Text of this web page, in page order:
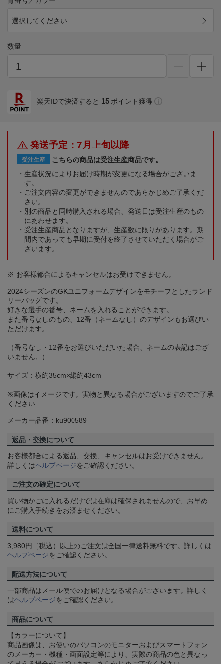
選択してください
数量
楽天IDで決済すると 15 ポイント獲得
発送予定：7月上旬以降
受注生産
こちらの商品は受注生産商品です。
生産状況によりお届け時期が変更になる場合がございま
す。
ご注文内容の変更ができませんのであらかじめご了承くだ
さい。
別の商品と同時購入される場合、発送日は受注生産のもの
にあわせます。
受注生産商品となりますが、生産数に限りがあります。期
間内であっても早期に受付を終了させていただく場合がご
ざいます。
※ お客様都合によるキャンセルはお受けできません。
2024シーズンのGKユニフォームデザインをモチーフとしたランド
リーバッグです。
好きな選手の番号、ネームを入れることができます。
また番号なしのもの、12番（ネームなし）のデザインもお選びい
ただけます。
（番号なし・12番をお選びいただいた場合、ネームの表記はござ
いません。）
サイズ：横約35cm×縦約43cm
※画像はイメージです。実物と異なる場合がございますのでご了承
ください
メーカー品番：ku900589
返品・交換について
お客様都合による返品、交換、キャンセルはお受けできません。
詳しくはヘルプページをご確認ください。
ご注文の確定について
買い物かごに入れるだけでは在庫は確保されませんので、お早め
にご購入手続きをお済ませください。
送料について
3,980円（税込）以上のご注文は全国一律送料無料です。詳しくは
ヘルプページをご確認ください。
配送方法について
一部商品はメール便でのお届けとなる場合がございます。詳しく
はヘルプページをご確認ください。
商品について
【カラーについて】
商品画像は、お使いのパソコンのモニターおよびスマートフォン
のメーカー・機種・画面設定等により、実際の商品の色と異なっ